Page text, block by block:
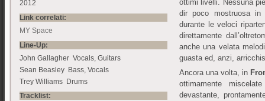
2012
Link correlati:
MY Space
Line-Up:
John Gallagher Vocals, Guitars
Sean Beasley Bass, Vocals
Trey Williams Drums
Tracklist:
ottimi livelli. Nessuna
dir poco mostruosa
durante le veloci
direttamente
anche una velata
guasta ed, anzi,
Ancora una volta, in
ottimamente
devastante,